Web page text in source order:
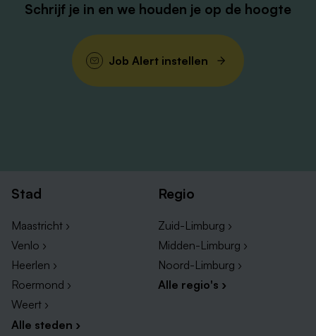
Schrijf je in en we houden je op de hoogte
Job Alert instellen
Stad
Maastricht ›
Venlo ›
Heerlen ›
Roermond ›
Weert ›
Alle steden ›
Regio
Zuid-Limburg ›
Midden-Limburg ›
Noord-Limburg ›
Alle regio's ›